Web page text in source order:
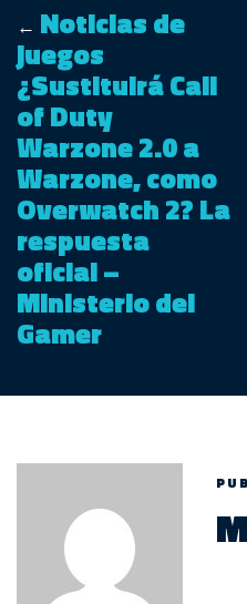
← Noticias de
juegos
¿Sustituirá Call
of Duty
Warzone 2.0 a
Warzone, como
Overwatch 2? La
respuesta
oficial –
Ministerio del
Gamer